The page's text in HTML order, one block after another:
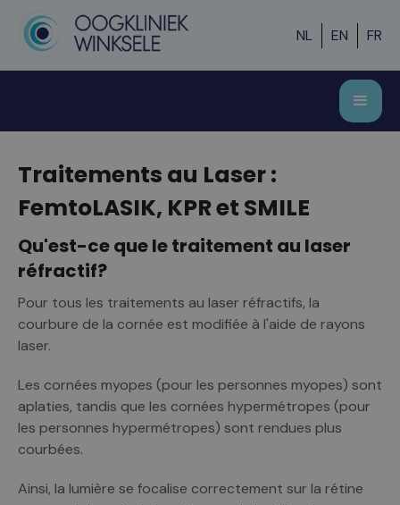
NL EN FR
Traitements au Laser :
FemtoLASIK, KPR et SMILE
Qu'est-ce que le traitement au laser
réfractif?
Pour tous les traitements au laser réfractifs, la
courbure de la cornée est modifiée à l'aide de rayons
laser.
Les cornées myopes (pour les personnes myopes) sont
aplaties, tandis que les cornées hypermétropes (pour
les personnes hypermétropes) sont rendues plus
courbées.
Ainsi, la lumière se focalise correctement sur la rétine